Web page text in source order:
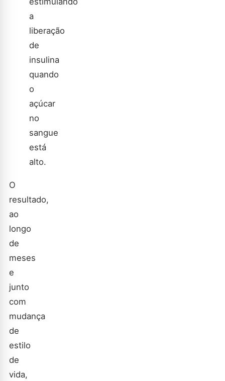
a
liberação
de
insulina
quando
o
açúcar
no
sangue
está
alto.
O
resultado,
ao
longo
de
meses
e
junto
com
mudança
de
estilo
de
vida,